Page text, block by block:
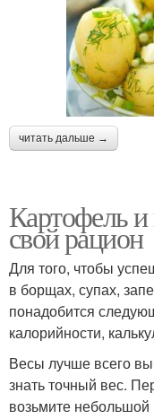
читать дальше →
Картофель и
свой рацион
Для того, чтобы
в борщах, супах,
понадобится
калорийности,
Весы лучше всего
знать точный вес.
возьмите небольшой